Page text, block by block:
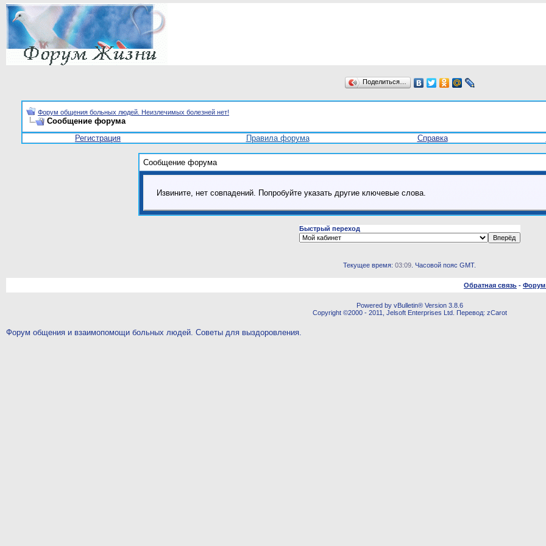
Поделиться…
Форум общения больных людей. Неизлечимых болезней нет!
Сообщение форума
Регистрация Правила форума Справка
Сообщение форума
Извините, нет совпадений. Попробуйте указать другие ключевые слова.
Быстрый переход
Текущее время: 03:09 . Часовой пояс GMT.
Обратная связь - Форум
Powered by vBulletin® Version 3.8.6
Copyright ©2000 - 2011, Jelsoft Enterprises Ltd. Перевод: zCarot
Форум общения и взаимопомощи больных людей. Советы для выздоровления.